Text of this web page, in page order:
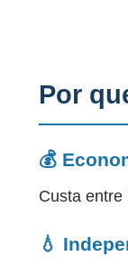
Por
💰
Custa
💧